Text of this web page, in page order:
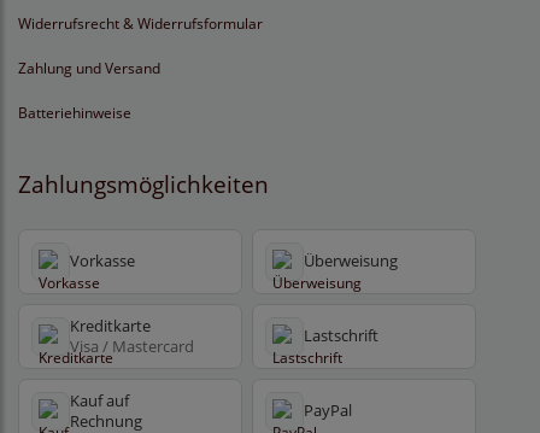
Widerrufsrecht & Widerrufsformular
Zahlung und Versand
Batteriehinweise
Zahlungsmöglichkeiten
Vorkasse Überweisung
Kreditkarte
Visa / Mastercard Lastschrift
Kauf auf
Rechnung
PayPal